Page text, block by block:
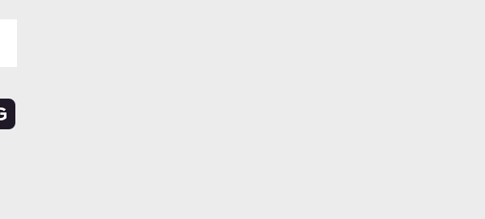
(GES) : D - 38 kgeqCO2/m².an